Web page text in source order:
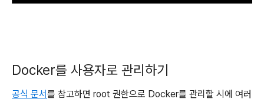
Docker를 사용자로 관리하기
공식 문서를 참고하면 root 권한으로 Docker를 관리할 시에 여러